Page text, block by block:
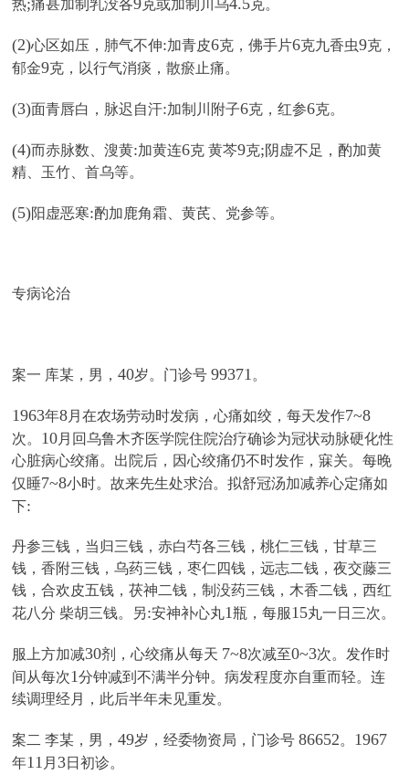
热;痛甚加制乳没各9克或加制川乌4.5克。
(2)心区如压，肺气不伸:加青皮6克，佛手片6克九香虫9克，
郁金9克，以行气消痰，散瘀止痛。
(3)面青唇白，脉迟自汗:加制川附子6克，红参6克。
(4)而赤脉数、溲黄:加黄连6克 黄芩9克;阴虚不足，酌加黄
精、玉竹、首乌等。
(5)阳虚恶寒:酌加鹿角霜、黄芪、党参等。
专病论治
案一 库某，男，40岁。门诊号99371。
1963年8月在农场劳动时发病，心痛如绞，每天发作7~8
次。 10月回乌鲁木齐医学院住院治疗确诊为冠状动脉硬化性
心脏病心绞痛。出院后，因心绞痛仍不时发作，寐关。每晚
仅睡7~8小时。故来先生处求治。拟舒冠汤加减养心定痛如
下:
丹参三钱，当归三钱，赤白芍各三钱，桃仁三钱，甘草三
钱，香附三钱，乌药三钱，枣仁四钱，远志二钱，夜交藤三
钱，合欢皮五钱，茯神二钱，制没药三钱，木香二钱，西红
花八分 柴胡三钱。另:安神补心丸1瓶，每服15丸一日三次。
服上方加减30剂，心绞痛从每天 7~8次减至0~3次。发作时
间从每次1分钟减到不满半分钟。病发程度亦自重而轻。连
续调理经月，此后半年未见重发。
案二 李某，男，49岁，经委物资局，门诊号86652。 1967
年11 月3日初诊。